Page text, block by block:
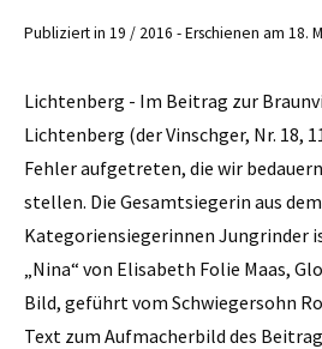
Publiziert in 19 / 2016 - Erschienen am 18.
Lichtenberg - Im Beitrag zur
Lichtenberg (der Vinschger, Nr. 18,
Fehler aufgetreten, die wir
stellen. Die Gesamtsiegerin aus
Kategoriensiegerinnen Jungrinder
„Nina“ von Elisabeth Folie Maas,
Bild, geführt vom Schwiegersohn
Text zum Aufmacherbild des